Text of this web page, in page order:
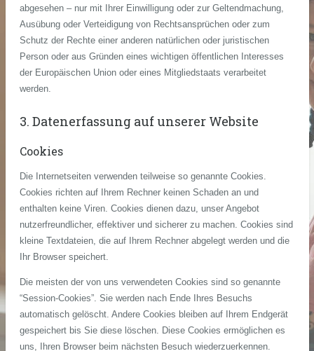
abgesehen – nur mit Ihrer Einwilligung oder zur Geltendmachung,
Ausübung oder Verteidigung von Rechtsansprüchen oder zum
Schutz der Rechte einer anderen natürlichen oder juristischen
Person oder aus Gründen eines wichtigen öffentlichen Interesses
der Europäischen Union oder eines Mitgliedstaats verarbeitet
werden.
3. Datenerfassung auf unserer Website
Cookies
Die Internetseiten verwenden teilweise so genannte Cookies.
Cookies richten auf Ihrem Rechner keinen Schaden an und
enthalten keine Viren. Cookies dienen dazu, unser Angebot
nutzerfreundlicher, effektiver und sicherer zu machen. Cookies sind
kleine Textdateien, die auf Ihrem Rechner abgelegt werden und die
Ihr Browser speichert.
Die meisten der von uns verwendeten Cookies sind so genannte
“Session-Cookies”. Sie werden nach Ende Ihres Besuchs
automatisch gelöscht. Andere Cookies bleiben auf Ihrem Endgerät
gespeichert bis Sie diese löschen. Diese Cookies ermöglichen es
uns, Ihren Browser beim nächsten Besuch wiederzuerkennen.